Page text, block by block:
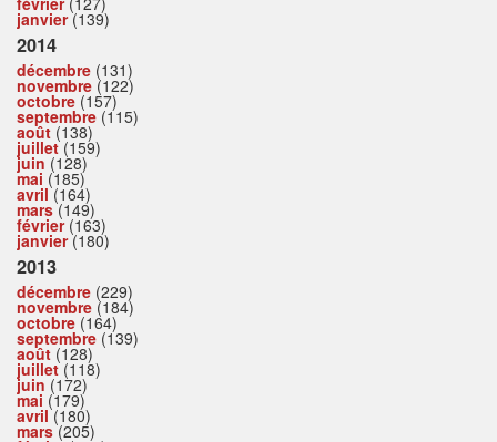
janvier(139)
2014
décembre (131)
novembre (122)
octobre (157)
septembre (115)
août (138)
juillet(159)
juin (128)
mai (185)
avril(164)
mars(149)
février(163)
janvier(180)
2013
décembre (229)
novembre (184)
octobre (164)
septembre (139)
août (128)
juillet(118)
juin (172)
mai (179)
avril(180)
mars(205)